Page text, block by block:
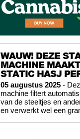
WAUW! DEZE
MACHINE
STATIC HASJ
05 augustus 2025 -
machine filtert
van de steeltjes en
en verwerkt wel een